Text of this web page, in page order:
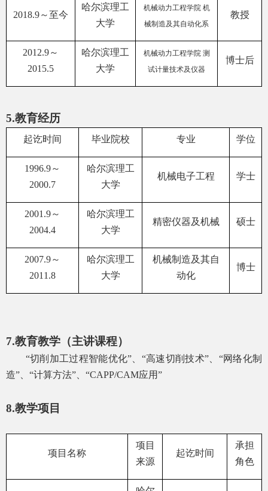
2018.9～至今
哈尔滨理工
大学
机械动力工程学院 机
械制造及其自动化系
教授
2012.9～
2015.5
哈尔滨理工
大学
机械动力工程学院 测
试计量技术及仪器
博士后
5.教育经历
起讫时间 毕业院校 专业 学位
1996.9～
2000.7
哈尔滨理工
大学
机械电子工程 学士
2001.9～
2004.4
哈尔滨理工
大学
精密仪器及机械 硕士
2007.9～
2011.8
哈尔滨理工
大学
机械制造及其自
动化
博士
7.教育教学（主讲课程）
“切削加工过程智能优化”、“高速切削技术”、“网络化制
造”、“计算方法”、“CAPP/CAM应用”
8.教学项目
项目名称
项目
来源
起讫时间
承担
角色